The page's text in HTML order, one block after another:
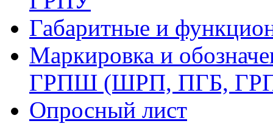
Габаритные и
Маркировка и
ГРПШ (ШРП, ПГБ,
Опросный лист